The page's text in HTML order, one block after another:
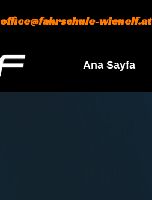
office@fahrschule-wienelf.at
Ana Sayfa